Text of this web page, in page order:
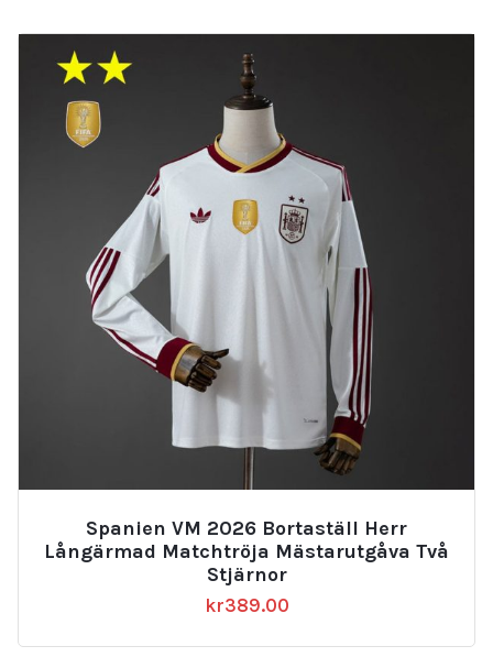
Spanien VM 2026 Bortaställ Herr
Långärmad Matchtröja Mästarutgåva Två
Stjärnor
kr389.00